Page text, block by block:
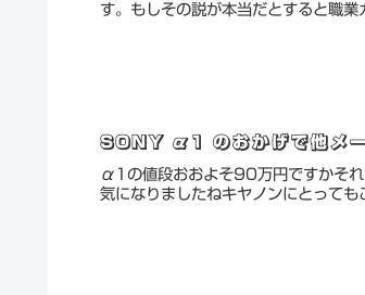
す。もしその説が本当だとすると職
SONY α1 のおかげで他メー
α1の値段おおよそ90万円ですかそれ
気になりましたねキヤノンにとって